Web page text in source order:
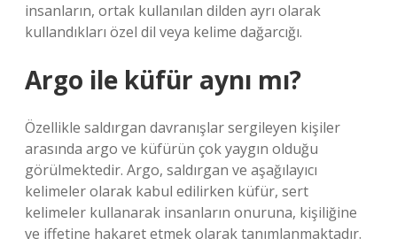
insanların, ortak kullanılan dilden ayrı olarak
kullandıkları özel dil veya kelime dağarcığı.
Argo ile küfür aynı mı?
Özellikle saldırgan davranışlar sergileyen kişiler
arasında argo ve küfürün çok yaygın olduğu
görülmektedir. Argo, saldırgan ve aşağılayıcı
kelimeler olarak kabul edilirken küfür, sert
kelimeler kullanarak insanların onuruna, kişiliğine
ve iffetine hakaret etmek olarak tanımlanmaktadır.